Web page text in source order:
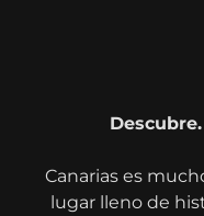
Canarias es
lugar lleno de